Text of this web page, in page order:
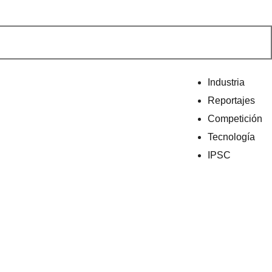
Industria
Reportajes
Competición
Tecnología
IPSC